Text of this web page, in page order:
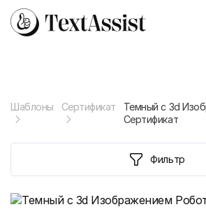
Шаблоны Сертификат
Темный с 3d
Сертификат
Фильтр